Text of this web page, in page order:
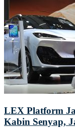
LEX Platform
Kabin Senyap,